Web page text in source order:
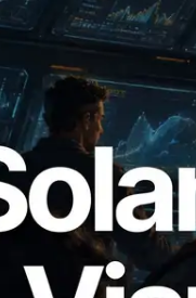
釋出